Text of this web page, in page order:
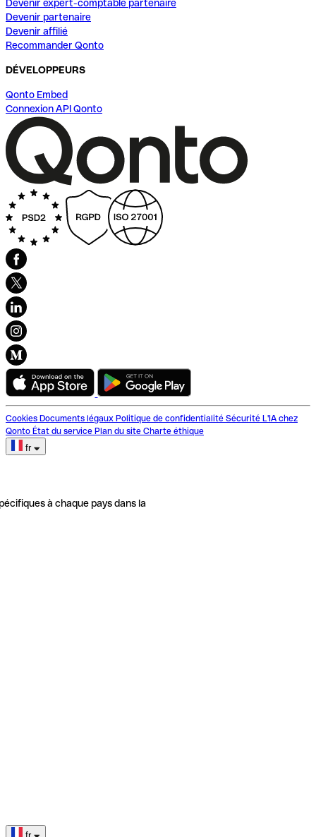
Devenir expert-comptable partenaire
Devenir partenaire
Devenir affilié
Recommander Qonto
DÉVELOPPEURS
Qonto Embed
Connexion API Qonto
Cookies Documents légaux Politique de confidentialité Sécurité L'IA chez
Qonto État du service Plan du site Charte éthique
fr
à chaque pays dans la